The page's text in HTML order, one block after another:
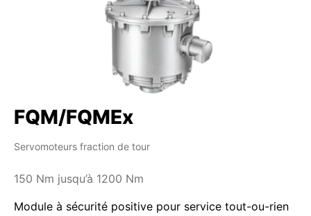
FQM/FQMEx
Servomoteurs fraction de tour
150 Nm jusqu’à 1200 Nm
Module à sécurité positive pour service tout-ou-rien